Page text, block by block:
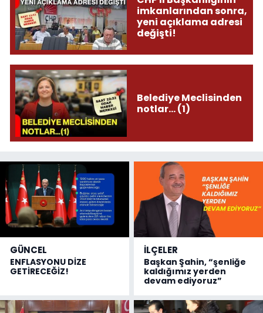
imkanlarından sonra,
yeni açıklama adresi
değişti!
Belediye Meclisinden
notlar... (1)
GÜNCEL
ENFLASYONU DİZE
GETİRECEĞİZ!
İLÇELER
Başkan Şahin, “şenliğe
kaldığımız yerden
devam ediyoruz”